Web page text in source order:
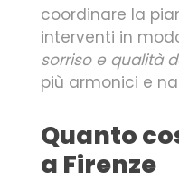
coordinare la
interventi in
sorriso e qualità
più armonici e
Quanto
a Firenze